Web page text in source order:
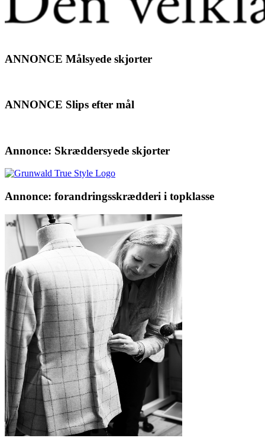
ANNONCE Målsyede skjorter
ANNONCE Slips efter mål
Annonce: Skræddersyede skjorter
Annonce: forandringsskrædderi i topklasse